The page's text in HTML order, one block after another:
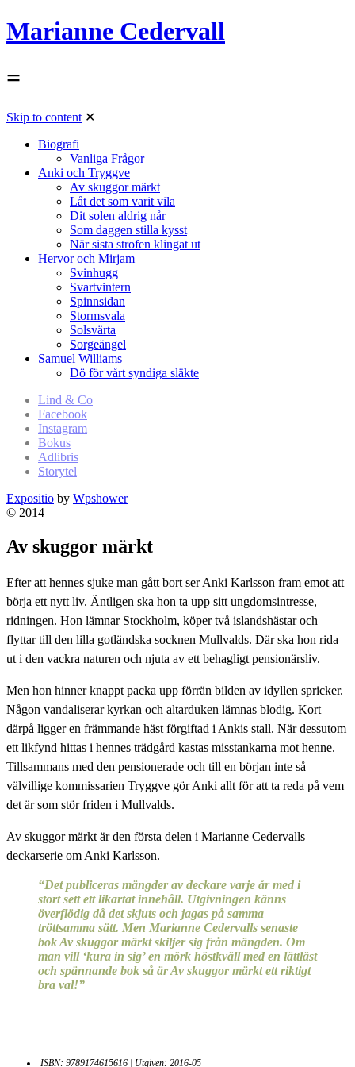
Marianne Cedervall
=
Skip to content ✕
Biografi
Vanliga Frågor
Anki och Tryggve
Av skuggor märkt
Låt det som varit vila
Dit solen aldrig når
Som daggen stilla kysst
När sista strofen klingat ut
Hervor och Mirjam
Svinhugg
Svartvintern
Spinnsidan
Stormsvala
Solsvärta
Sorgeängel
Samuel Williams
Dö för vårt syndiga släkte
Lind & Co
Facebook
Instagram
Bokus
Adlibris
Storytel
Expositio by Wpshower
© 2014
Av skuggor märkt
Efter att hennes sjuke man gått bort ser Anki Karlsson fram emot att
börja ett nytt liv. Äntligen ska hon ta upp sitt ungdomsintresse,
ridningen. Hon lämnar Stockholm, köper två islandshästar och
flyttar till den lilla gotländska socknen Mullvalds. Där ska hon rida
ut i den vackra naturen och njuta av ett behagligt pensionärsliv.
Men hon hinner knappt packa upp förrän bilden av idyllen spricker.
Någon vandaliserar kyrkan och altarduken lämnas blodig. Kort
därpå ligger en främmande häst förgiftad i Ankis stall. När dessutom
ett likfynd hittas i hennes trädgård kastas misstankarna mot henne.
Tillsammans med den pensionerade och till en början inte så
välvillige kommissarien Tryggve gör Anki allt för att ta reda på vem
det är som stör friden i Mullvalds.
Av skuggor märkt är den första delen i Marianne Cedervalls
deckarserie om Anki Karlsson.
“Det publiceras mängder av deckare varje år med i
stort sett ett likartat innehåll. Utgivningen känns
överflödig då det skjuts och jagas på samma
tröttsamma sätt. Men Marianne Cedervalls senaste
bok Av skuggor märkt skiljer sig från mängden. Om
man vill ‘kura in sig’ en mörk höstkväll med en lättläst
och spännande bok så är Av skuggor märkt ett riktigt
bra val!”
ISBN: 9789174615616 | Utgiven: 2016-05